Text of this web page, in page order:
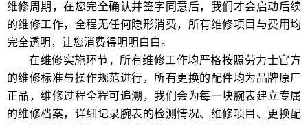
维修周期，在您完全确认并签字同意后，我们才会启动后续
的维修工作，全程无任何隐形消费，所有维修项目与费用均
完全透明，让您消费得明明白白。
在维修实施环节，所有维修工作均严格按照劳力士官方
的维修标准与操作规范进行，所有更换的配件均为品牌原厂
正品，维修过程全程可追溯，我们会为每一块腕表建立专属
的维修档案，详细记录腕表的检测情况、维修项目、更换配